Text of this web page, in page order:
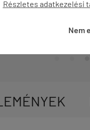
Részletes adatkezelési
Nem